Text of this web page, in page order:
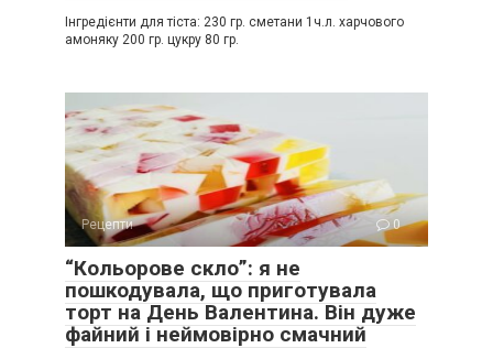
Інгредієнти для тіста: 230 гр. сметани 1ч.л. харчового
амоняку 200 гр. цукру 80 гр.
Рецепти 0
“Кольорове скло”: я не
пошкодувала, що приготувала
торт на День Валентина. Він дуже
файний і неймовірно смачний